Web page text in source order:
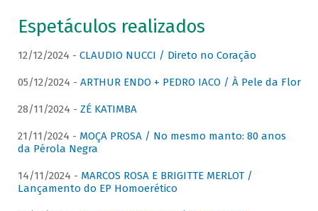
Espetáculos realizados
12/12/2024 - CLAUDIO NUCCI / Direto no Coração
05/12/2024 - ARTHUR ENDO + PEDRO IACO / À Pele da Flor
28/11/2024 - ZÉ KATIMBA
21/11/2024 - MOÇA PROSA / No mesmo manto: 80 anos
da Pérola Negra
14/11/2024 - MARCOS ROSA E BRIGITTE MERLOT /
Lançamento do EP Homoerético